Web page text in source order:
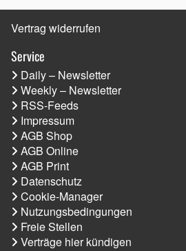
Vertrag widerrufen
Service
Daily – Newsletter
Weekly – Newsletter
RSS-Feeds
Impressum
AGB Shop
AGB Online
AGB Print
Datenschutz
Cookie-Manager
Nutzungsbedingungen
Freie Stellen
Verträge hier kündigen